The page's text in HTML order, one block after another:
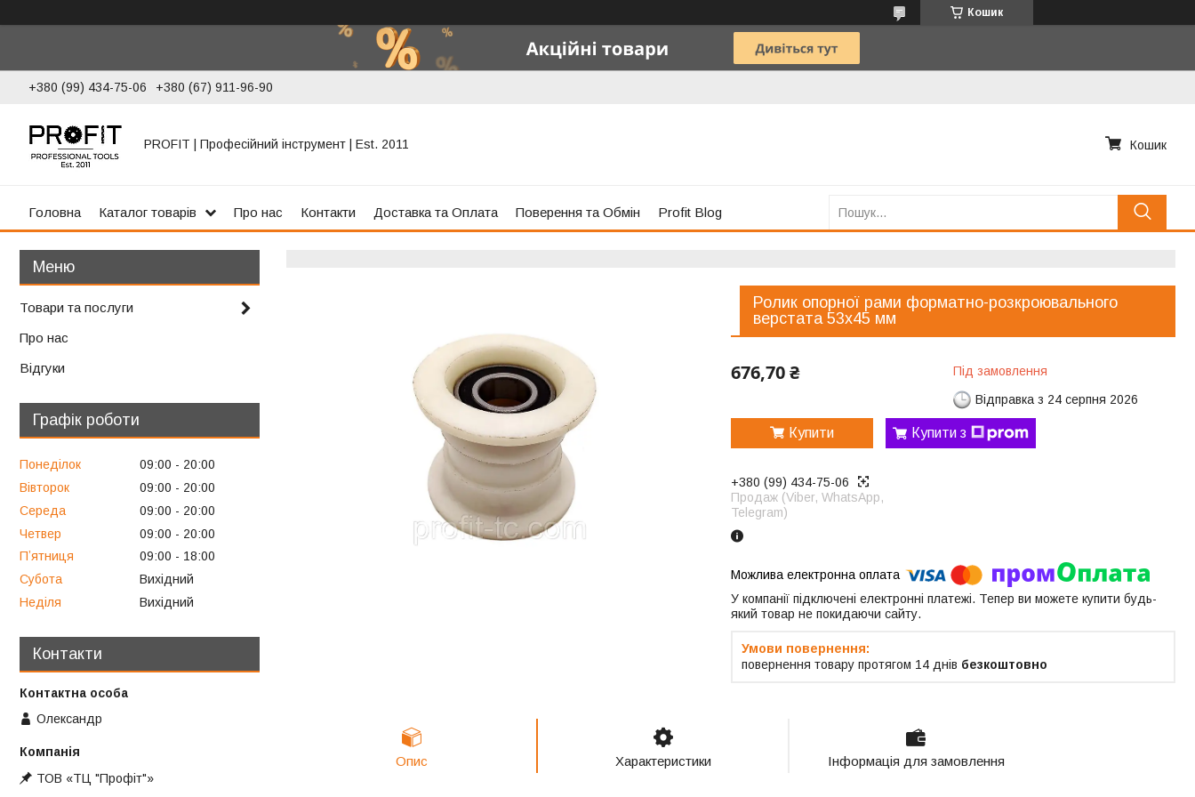
Кошик
+380 (99) 434-75-06 +380 (67) 911-96-90
PROFIT | Професійний інструмент | Est. 2011 Кошик
Головна Каталог товарів Про нас Контакти Доставка та Оплата Поверення та Обмін Profit Blog
Ролик опорної рами форматно-розкроювального
верстата 53х45 мм
676,70 ₴
Під замовлення
Відправка з 24 серпня 2026
Купити Купити з
+380 (99) 434-75-06
Продаж (Viber, WhatsApp,
Telegram)
У компанії підключені електронні платежі. Тепер ви можете купити будь-
який товар не покидаючи сайту.
повернення товару протягом 14 днів безкоштовно
Опис Характеристики Інформація для замовлення
Товари та послуги
Про нас
Відгуки
Графік роботи
Понеділок 09:00
20:00
Вівторок
09:00
20:00
Середа
09:00
20:00
Четвер
09:00
20:00
Пʼятниця
09:00
18:00
Субота
Вихідний
Неділя
Вихідний
Контакти
Олександр
ТОВ «ТЦ "Профіт"»